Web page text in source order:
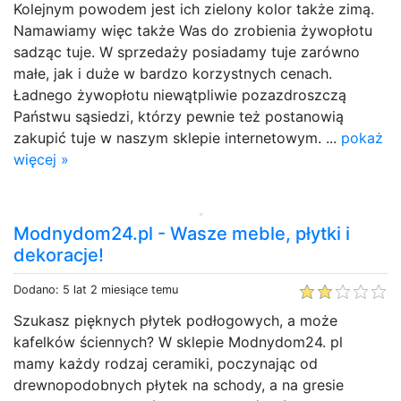
Kolejnym powodem jest ich zielony kolor także zimą.
Namawiamy więc także Was do zrobienia żywopłotu
sadząc tuje. W sprzedaży posiadamy tuje zarówno
małe, jak i duże w bardzo korzystnych cenach.
Ładnego żywopłotu niewątpliwie pozazdroszczą
Państwu sąsiedzi, którzy pewnie też postanowią
zakupić tuje w naszym sklepie internetowym. ... pokaż
więcej »
Modnydom24.pl - Wasze meble, płytki i
dekoracje!
Dodano: 5 lat 2 miesiące temu
Szukasz pięknych płytek podłogowych, a może
kafelków ściennych? W sklepie Modnydom24. pl
mamy każdy rodzaj ceramiki, poczynając od
drewnopodobnych płytek na schody, a na gresie